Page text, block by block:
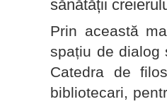
sănătății
Prin această
spațiu de dialog
Catedra de
bibliotecari,